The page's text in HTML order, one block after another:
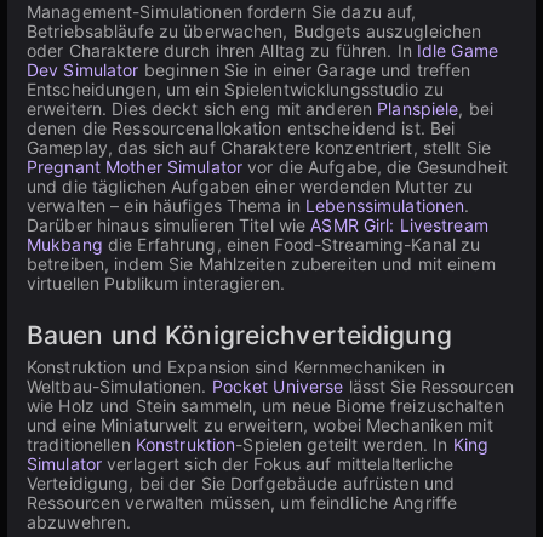
Management-Simulationen fordern Sie dazu auf,
Betriebsabläufe zu überwachen, Budgets auszugleichen
oder Charaktere durch ihren Alltag zu führen. In Idle Game
Dev Simulator beginnen Sie in einer Garage und treffen
Entscheidungen, um ein Spielentwicklungsstudio zu
erweitern. Dies deckt sich eng mit anderen Planspiele, bei
denen die Ressourcenallokation entscheidend ist. Bei
Gameplay, das sich auf Charaktere konzentriert, stellt Sie
Pregnant Mother Simulator vor die Aufgabe, die Gesundheit
und die täglichen Aufgaben einer werdenden Mutter zu
verwalten – ein häufiges Thema in Lebenssimulationen.
Darüber hinaus simulieren Titel wieASMR Girl: Livestream
Mukbang die Erfahrung, einen Food-Streaming-Kanal zu
betreiben, indem Sie Mahlzeiten zubereiten und mit einem
virtuellen Publikum interagieren.
Bauen und Königreichverteidigung
Konstruktion und Expansion sind Kernmechaniken in
Weltbau-Simulationen. Pocket Universe lässt Sie Ressourcen
wie Holz und Stein sammeln, um neue Biome freizuschalten
und eine Miniaturwelt zu erweitern, wobei Mechaniken mit
traditionellen Konstruktion-Spielen geteilt werden. In King
Simulator verlagert sich der Fokus auf mittelalterliche
Verteidigung, bei der Sie Dorfgebäude aufrüsten und
Ressourcen verwalten müssen, um feindliche Angriffe
abzuwehren.